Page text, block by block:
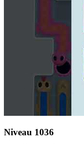
Niveau 1036